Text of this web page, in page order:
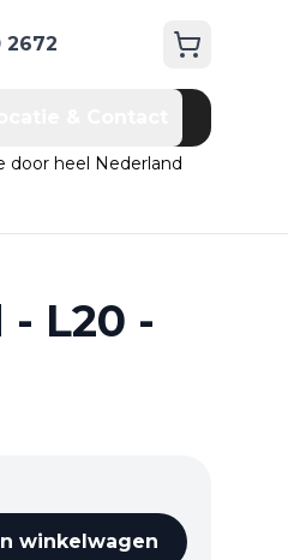
2672
door heel Nederland
L20 -
winkelwagen